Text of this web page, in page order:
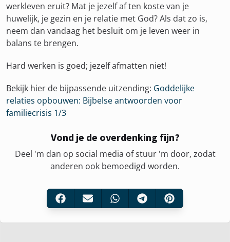
werkleven eruit? Mat je jezelf af ten koste van je
huwelijk, je gezin en je relatie met God? Als dat zo is,
neem dan vandaag het besluit om je leven weer in
balans te brengen.
Hard werken is goed; jezelf afmatten niet!
Bekijk hier de bijpassende uitzending: Goddelijke
relaties opbouwen: Bijbelse antwoorden voor
familiecrisis 1/3
Vond je de overdenking fijn?
Deel 'm dan op social media of stuur 'm door, zodat
anderen ook bemoedigd worden.